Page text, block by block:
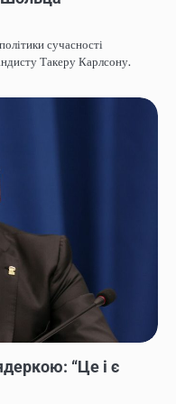
сучасності
Такеру Карлсону.
“Це і є